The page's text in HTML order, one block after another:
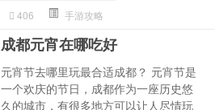
406 手游攻略
成都元宵在哪吃好
元宵节去哪里玩最合适成都？ 元宵节是
一个欢庆的节日，成都作为一座历史悠
久的城市，有很多地方可以让人尽情玩